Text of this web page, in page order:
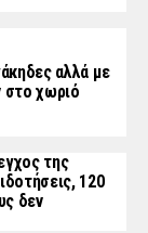
αλλά με
στο χωριό
της
120
δεν